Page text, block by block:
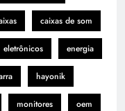
caixas de som
eletrônicos energia
hayonik
monitores oem